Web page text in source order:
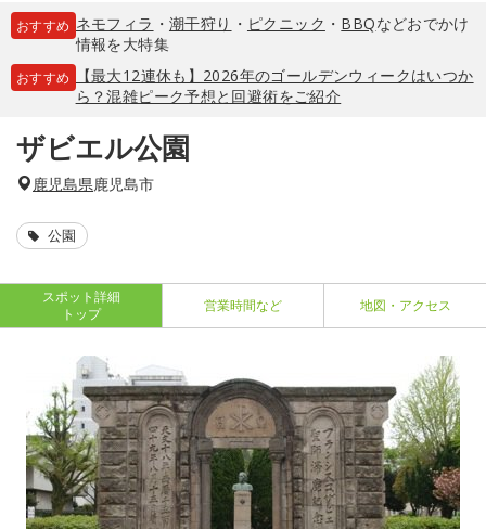
おすすめ ネモフィラ ・ 潮干狩り ・ ピクニック ・ BBQなどおでかけ
情報を大特集
おすすめ
【最大12連休も】2026年のゴールデンウィークはいつか
ら？混雑ピーク予想と回避術をご紹介
ザビエル公園
鹿児島県鹿児島市
公園
スポット詳細
トップ
営業時間など 地図・アクセス